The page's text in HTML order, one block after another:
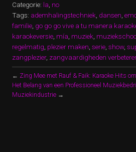
Categorie: la no
Tags: ademhalingstechniek dansen
familie go go go vive a tu manera
karaokeversie mía muziek
regelmatig plezier maken serie show,
zangplezier, zangvaardigheden
← Zing Mee met Rauf & Faik: Karaoke Hits
Het Belang van een Professioneel
Muziekindustrie →